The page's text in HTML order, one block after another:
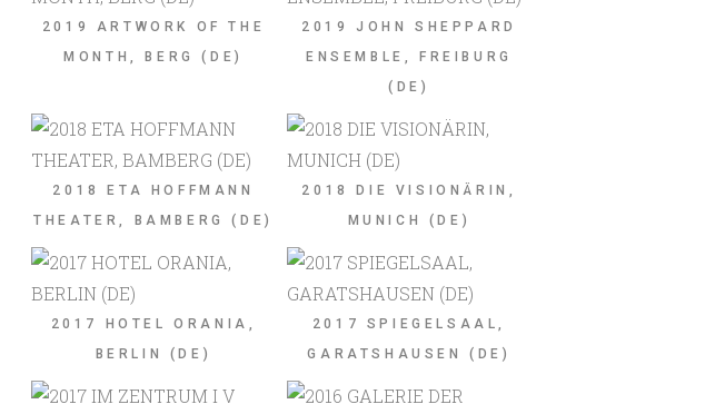
2019 ARTWORK OF THE
MONTH, BERG (DE)
2019 JOHN SHEPPARD
ENSEMBLE, FREIBURG
(DE)
2018 ETA HOFFMANN
THEATER, BAMBERG (DE)
2018 DIE VISIONÄRIN,
MUNICH (DE)
2017 HOTEL ORANIA,
BERLIN (DE)
2017 SPIEGELSAAL,
GARATSHAUSEN (DE)